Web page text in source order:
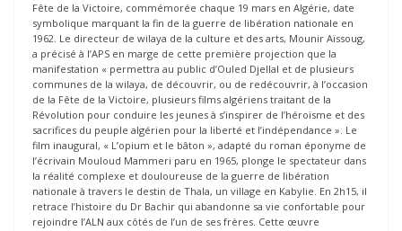
Fête de la Victoire, commémorée chaque 19 mars en Algérie, date
symbolique marquant la fin de la guerre de libération nationale en
1962. Le directeur de wilaya de la culture et des arts, Mounir Aïssoug,
a précisé à l’APS en marge de cette première projection que la
manifestation « permettra au public d’Ouled Djellal et de plusieurs
communes de la wilaya, de découvrir, ou de redécouvrir, à l’occasion
de la Fête de la Victoire, plusieurs films algériens traitant de la
Révolution pour conduire les jeunes à s’inspirer de l’héroïsme et des
sacrifices du peuple algérien pour la liberté et l’indépendance ». Le
film inaugural, « L’opium et le bâton », adapté du roman éponyme de
l’écrivain Mouloud Mammeri paru en 1965, plonge le spectateur dans
la réalité complexe et douloureuse de la guerre de libération
nationale à travers le destin de Thala, un village en Kabylie. En 2h15, il
retrace l’histoire du Dr Bachir qui abandonne sa vie confortable pour
rejoindre l’ALN aux côtés de l’un de ses frères. Cette œuvre